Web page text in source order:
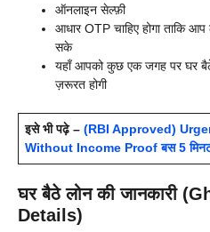
ऑनलाइन सेल्फ़ी
आधार OTP चाहिए होगा ताकि
सके
यहाँ आपको कुछ एक जगह पर घर
ज़रूरत होगी
इसे भी पढ़े – (RBI Approved)
Without Income Proof बस 5
घर बैठे लोन की जानकारी
Details)